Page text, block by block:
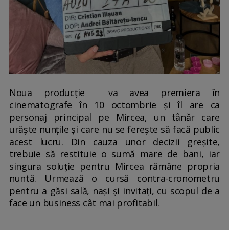
Noua producție va avea premiera în
cinematografe în 10 octombrie și îl are ca
personaj principal pe Mircea, un tânăr care
urăște nunțile și care nu se ferește să facă public
acest lucru. Din cauza unor decizii greșite,
trebuie să restituie o sumă mare de bani, iar
singura soluție pentru Mircea rămâne propria
nuntă. Urmează o cursă contra-cronometru
pentru a găsi sală, nași și invitați, cu scopul de a
face un business cât mai profitabil.